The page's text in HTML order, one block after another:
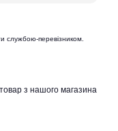
службою-перевізником.
з нашого магазина